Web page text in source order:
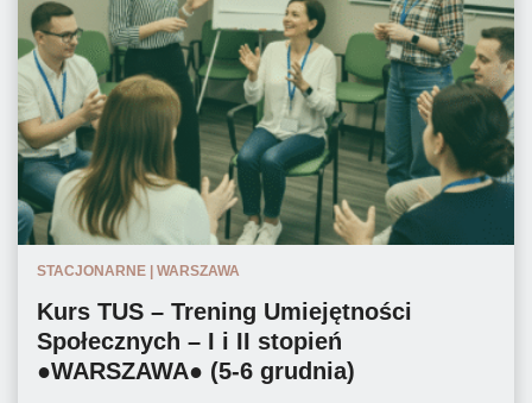
STACJONARNE | WARSZAWA
Kurs TUS – Trening Umiejętności
Społecznych – I i II stopień
●WARSZAWA● (5-6 grudnia)